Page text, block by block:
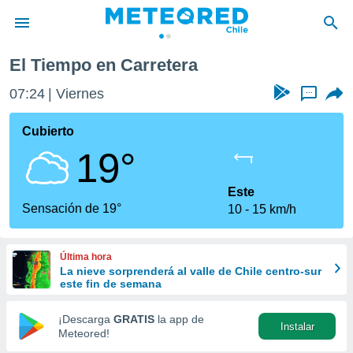
de
por
se
calidad.
a este
las
y
forma
digital
basada
El Tiempo en Carretera
07:24 Viernes ...
Cubierto
19°
Sensación de 19°
Este
10
15 km/h
Última hora
La nieve sorprenderá al valle de Chile centro-sur
este fin de semana
¡Descarga GRATIS la app de
Meteored!
Instalar